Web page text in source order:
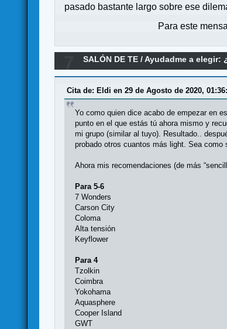
pasado bastante largo sobre ese
Para este
SALÓN DE TE /Ayudadme a elegir:
Cita de: Eldi en 29 de Agosto de 2020,
Yo como quien dice acabo de empezar en
punto en el que estás tú ahora mismo y
mi grupo (similar al tuyo). Resultado..
probado otros cuantos más light. Sea
Ahora mis recomendaciones (de más
Para 5-6
7 Wonders
Carson City
Coloma
Alta tensión
Keyflower
Para 4
Tzolkin
Coimbra
Yokohama
Aquasphere
Cooper Island
GWT